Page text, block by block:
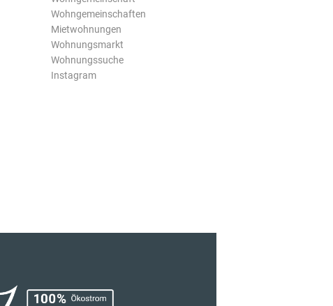
Wohngemeinschaften
Mietwohnungen
Wohnungsmarkt
Wohnungssuche
Instagram